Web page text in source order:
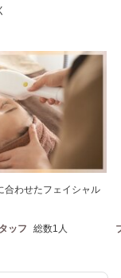
合わせたフェイシャル
ッフ 総数1人